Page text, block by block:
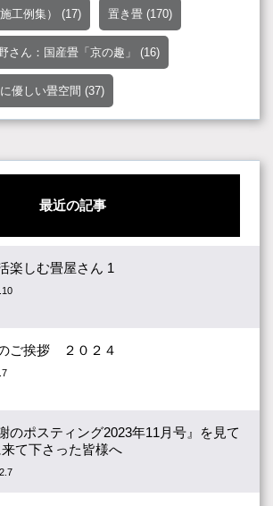
工例集） (17) 置き畳 (170)
さん：国産畳「京の趣」 (16)
優しい畳空間 (37)
最近の記事
楽しむ畳屋さん 1
ご挨拶 ２０２４
のポスティング2023年11月号』を見て
て下さった皆様へ